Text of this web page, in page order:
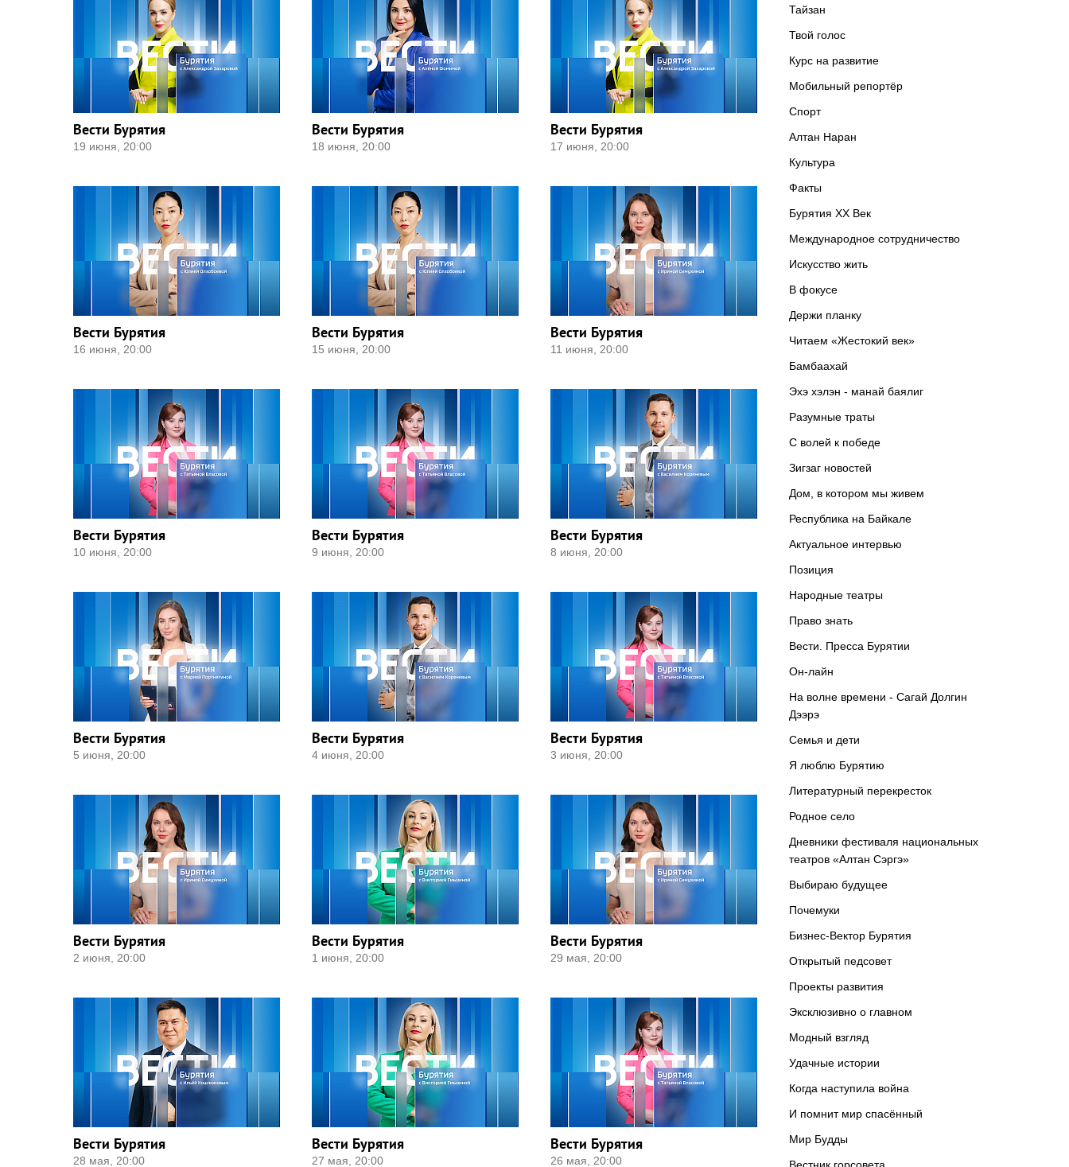
Вести Бурятия
19 июня, 20:00
Вести Бурятия
18 июня, 20:00
Вести Бурятия
17 июня, 20:00
Вести Бурятия
16 июня, 20:00
Вести Бурятия
15 июня, 20:00
Вести Бурятия
11 июня, 20:00
Вести Бурятия
10 июня, 20:00
Вести Бурятия
9 июня, 20:00
Вести Бурятия
8 июня, 20:00
Вести Бурятия
5 июня, 20:00
Вести Бурятия
4 июня, 20:00
Вести Бурятия
3 июня, 20:00
Вести Бурятия
2 июня, 20:00
Вести Бурятия
1 июня, 20:00
Вести Бурятия
29 мая, 20:00
Вести Бурятия
28 мая, 20:00
Вести Бурятия
27 мая, 20:00
Вести Бурятия
26 мая, 20:00
Тайзан
Твой голос
Курс на развитие
Мобильный репортёр
Спорт
Алтан Наран
Культура
Факты
Бурятия XX Век
Международное сотрудничество
Искусство жить
В фокусе
Держи планку
Читаем «Жестокий век»
Бамбаахай
Эхэ хэлэн - манай баялиг
Разумные траты
С волей к победе
Зигзаг новостей
Дом, в котором мы живем
Республика на Байкале
Актуальное интервью
Позиция
Народные театры
Право знать
Вести. Пресса Бурятии
Он-лайн
На волне времени - Сагай Долгин
Дээрэ
Семья и дети
Я люблю Бурятию
Литературный перекресток
Родное село
Дневники фестиваля национальных
театров «Алтан Сэргэ»
Выбираю будущее
Почемуки
Бизнес-Вектор Бурятия
Открытый педсовет
Проекты развития
Эксклюзивно о главном
Модный взгляд
Удачные истории
Когда наступила война
И помнит мир спасённый
Мир Будды